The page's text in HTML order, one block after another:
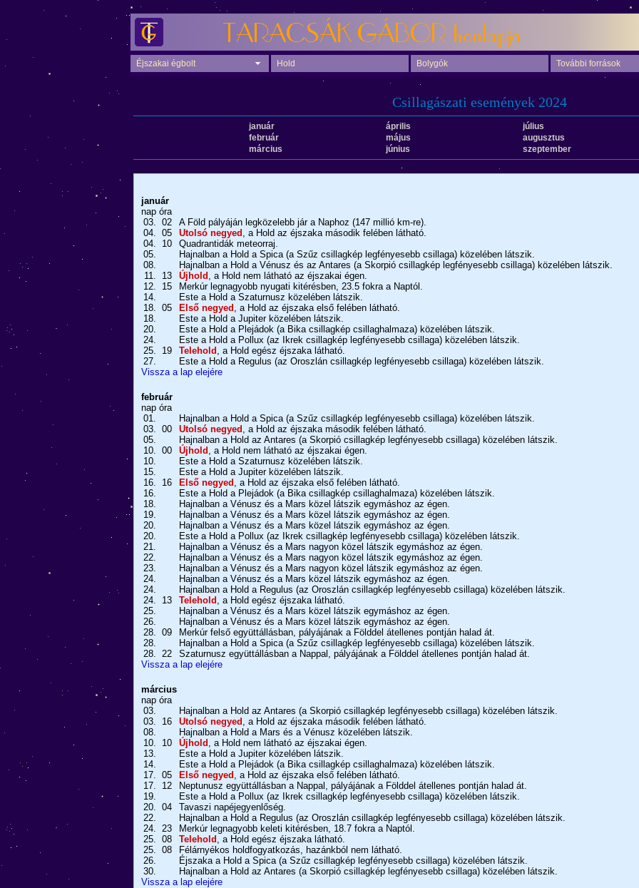
Éjszakai égbolt Hold Bolygók További források
Csillagászati események 2024
január
február
március
április
május
június
július
augusztus
szeptember
január
napóra
03. 02
A Föld pályáján legközelebb jár a Naphoz (147 millió km-re).
04. 05 Utolsó negyed , a Hold az éjszaka második felében látható.
04.
10
Quadrantidák meteorraj.
05.
Hajnalban a Hold a Spica (a Szűz csillagkép legfényesebb csillaga) közelében látszik.
08.
Hajnalban a Hold a Vénusz és az Antares (a Skorpió csillagkép legfényesebb csillaga) közelében látszik.
11.
13 Újhold , a Hold nem látható az éjszakai égen.
12.
15
Merkúr legnagyobb nyugati kitérésben, 23.5 fokra a Naptól.
14.
Este a Hold a Szaturnusz közelében látszik.
18. 05 Első negyed , a Hold az éjszaka első felében látható.
18.
Este a Hold a Jupiter közelében látszik.
20.
Este a Hold a Plejádok (a Bika csillagkép csillaghalmaza) közelében látszik.
24.
Este a Hold a Pollux (az Ikrek csillagkép legfényesebb csillaga) közelében látszik.
25.
19 Telehold , a Hold egész éjszaka látható.
27.
Este a Hold a Regulus (az Oroszlán csillagkép legfényesebb csillaga) közelében látszik.
Vissza a lap elejére
február
napóra
01.
Hajnalban a Hold a Spica (a Szűz csillagkép legfényesebb csillaga) közelében látszik.
03. 00 Utolsó negyed , a Hold az éjszaka második felében látható.
05.
Hajnalban a Hold az Antares (a Skorpió csillagkép legfényesebb csillaga) közelében látszik.
10. 00 Újhold , a Hold nem látható az éjszakai égen.
10.
Este a Hold a Szaturnusz közelében látszik.
15.
Este a Hold a Jupiter közelében látszik.
16.
16 Első negyed , a Hold az éjszaka első felében látható.
16.
Este a Hold a Plejádok (a Bika csillagkép csillaghalmaza) közelében látszik.
18.
Hajnalban a Vénusz és a Mars közel látszik egymáshoz az égen.
19.
Hajnalban a Vénusz és a Mars közel látszik egymáshoz az égen.
20.
Hajnalban a Vénusz és a Mars közel látszik egymáshoz az égen.
20.
Este a Hold a Pollux (az Ikrek csillagkép legfényesebb csillaga) közelében látszik.
21.
Hajnalban a Vénusz és a Mars nagyon közel látszik egymáshoz az égen.
22.
Hajnalban a Vénusz és a Mars nagyon közel látszik egymáshoz az égen.
23.
Hajnalban a Vénusz és a Mars nagyon közel látszik egymáshoz az égen.
24.
Hajnalban a Vénusz és a Mars közel látszik egymáshoz az égen.
24.
Hajnalban a Hold a Regulus (az Oroszlán csillagkép legfényesebb csillaga) közelében látszik.
24.
13 Telehold , a Hold egész éjszaka látható.
25.
Hajnalban a Vénusz és a Mars közel látszik egymáshoz az égen.
26.
Hajnalban a Vénusz és a Mars közel látszik egymáshoz az égen.
28. 09
Merkúr felső együttállásban, pályájának a Földdel átellenes pontján halad át.
28.
Hajnalban a Hold a Spica (a Szűz csillagkép legfényesebb csillaga) közelében látszik.
28. 22
Szaturnusz együttállásban a Nappal, pályájának a Földdel átellenes pontján halad át.
Vissza a lap elejére
március
napóra
03.
Hajnalban a Hold az Antares (a Skorpió csillagkép legfényesebb csillaga) közelében látszik.
03.
16 Utolsó negyed , a Hold az éjszaka második felében látható.
08.
Hajnalban a Hold a Mars és a Vénusz közelében látszik.
10.
10 Újhold , a Hold nem látható az éjszakai égen.
13.
Este a Hold a Jupiter közelében látszik.
14.
Este a Hold a Plejádok (a Bika csillagkép csillaghalmaza) közelében látszik.
17. 05 Első negyed , a Hold az éjszaka első felében látható.
17.
12
Neptunusz együttállásban a Nappal, pályájának a Földdel átellenes pontján halad át.
19.
Este a Hold a Pollux (az Ikrek csillagkép legfényesebb csillaga) közelében látszik.
20. 04
Tavaszi napéjegyenlőség.
22.
Hajnalban a Hold a Regulus (az Oroszlán csillagkép legfényesebb csillaga) közelében látszik.
24. 23
Merkúr legnagyobb keleti kitérésben, 18.7 fokra a Naptól.
25. 08 Telehold , a Hold egész éjszaka látható.
25. 08
Félárnyékos holdfogyatkozás, hazánkból nem látható.
26.
Éjszaka a Hold a Spica (a Szűz csillagkép legfényesebb csillaga) közelében látszik.
30.
Hajnalban a Hold az Antares (a Skorpió csillagkép legfényesebb csillaga) közelében látszik.
Vissza a lap elejére